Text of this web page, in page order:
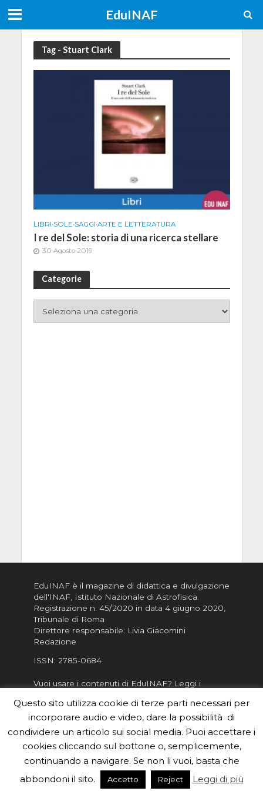
EduINAF
Tag - Stuart Clark
LIBRI•SOLE•SAGGI•ARTE E LETTERATURA
I re del Sole: storia di una ricerca stellare
30 Agosto 2019
Categorie
EduINAF è il magazine di didattica e divulgazione
dell'INAF, Istituto Nazionale di Astrofisica
Registrazione n. 45/2020 in data 4 giugno 2020,
Tribunale di Roma
Direttore responsabile: Livia Giacomini
Redazione
ISSN: 2785-0684
Vuoi usare i contenuti di EduINAF? Leggi i
Informativa sulla Privacy
Informatva sui Cookie
Per la rubrica de l'Astronomo risponde, per
inviarci le tue foto o i tuoi contributi, scrivici a
redazione.edu [chiocciola] inaf.it oppure
il form
Questo sito utilizza cookie di terze parti necessari per
incorporare audio e video, dare la possibilità di
condividere un articolo sui social media. Puoi accettare i
cookies cliccando sul bottone o, semplicemente,
continuando a navigare. Se non li vuoi, basta che
abbondoni il sito.
Accetto Reject Leggi di più